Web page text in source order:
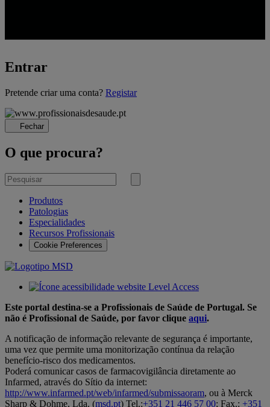
Entrar
A
Pretende criar uma conta? Registar
Fechar
O que procura?
Pesquisar
por
Submeter
Produtos
Patologias
Especialidades
Recursos Profissionais
Cookie Preferences
Este portal destina-se a Profissionais de Saúde de Portugal. Se
não é Profissional de Saúde, por favor clique aqui.
A notificação de informação relevante de segurança é importante,
uma vez que permite uma monitorização contínua da relação
benefício-risco dos medicamentos.
Poderá comunicar casos de farmacovigilância diretamente ao
Infarmed, através do Sítio da internet:
http://www.infarmed.pt/web/infarmed/submissaoram, ou à Merck
Sharp & Dohme, Lda. (msd.pt) Tel.:+351 21 446 57 00; Fax.: +351